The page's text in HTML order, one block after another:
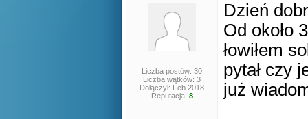
Liczba postów: 30
Liczba wątków: 3
Dołączył: Feb 2018
Reputacja: 8
Dzień
Od około
łowiłem
pytał czy
już